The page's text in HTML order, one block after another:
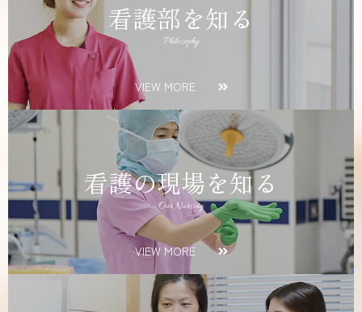
看護部を知る
Philosophy
VIEW MORE
看護の現場を知る
Our Nursing
VIEW MORE